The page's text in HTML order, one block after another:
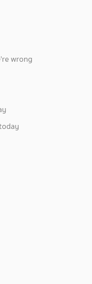
wrong